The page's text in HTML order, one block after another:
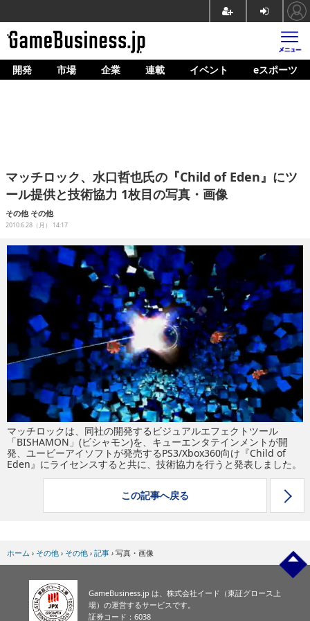
ホーム
企業動向
人材育成
連載
イベント/セミナー
eスポーツ
開発 市場 企業 連載 イベント eスポーツ
マッチロック、水口哲也氏の『Child of Eden』にツ
ール提供と技術協力 1枚目の写真・画像
その他 その他
2010.6.28（月） 14:17
マッチロックは、同社の開発するビジュアルエフェクトツール
「BISHAMON」(ビシャモン)を、キューエンタテインメントが開
発、ユービーアイソフトが発売するPS3/Xbox360向け『Child of
Eden』にライセンスすると共に、技術協力を行うと発表しました。
この記事へ戻る
ホーム › その他 › その他 › 記事 › 写真・画像
GameBusiness.jp は、株式会社イード（東証グロース上
場）の運営するサービスです。
証券コード：6038